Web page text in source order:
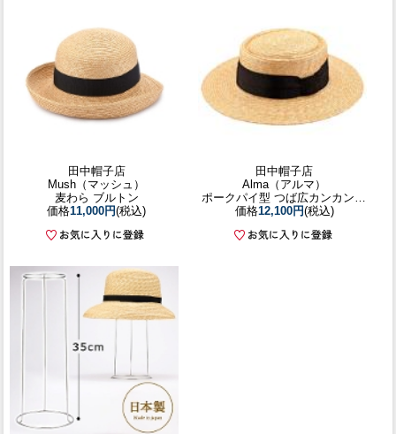
田中帽子店
Mush（マッシュ）
麦わら ブルトン
価格11,000円(税込)
田中帽子店
Alma（アルマ）
ポークパイ型 つば広カンカン帽 57.5cm
価格12,100円(税込)